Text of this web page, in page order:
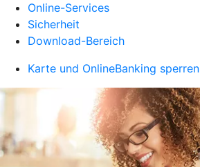
Online-Services
Sicherheit
Download-Bereich
Karte und OnlineBanking sperren